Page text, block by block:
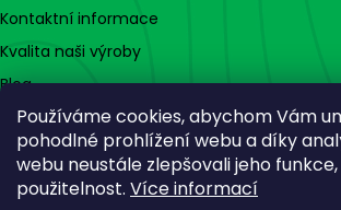
Používáme cookies, abychom Vám
pohodlné prohlížení webu a díky
webu neustále zlepšovali jeho
použitelnost. Více informací
Kontaktní informace
Kvalita naši výroby
Blog